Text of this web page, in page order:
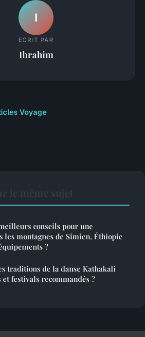
I
ECRIT PAR
Ibrahim
Voyage
conseils pour une
les montagnes de Simien, Éthiopie
?
traditions de la danse Kathakali
et festivals recommandés ?